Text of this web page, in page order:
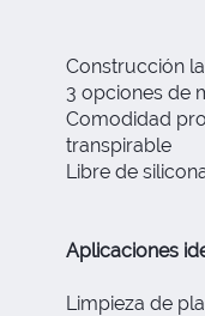
Construcción
3 opciones de
Comodidad
transpirable
Libre de
Aplicaciones
Limpieza de